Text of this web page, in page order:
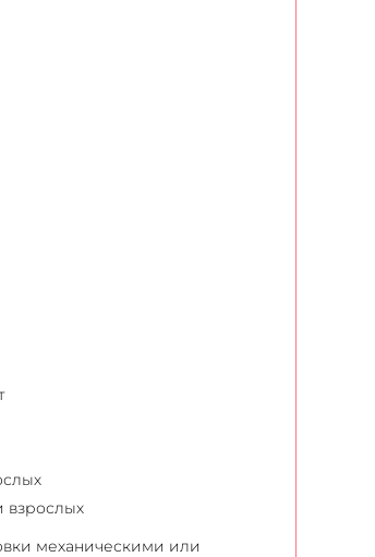
взрослых
механическими или